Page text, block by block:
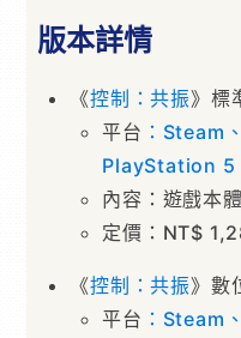
版本詳情
《控制：共振》標
平台 ：Steam
PlayStation 5
內容：遊戲本體
定價：NT$
《控制：共振》數
平台 ： Steam 、